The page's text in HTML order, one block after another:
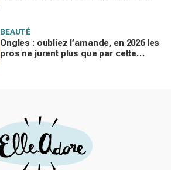
BEAUTÉ
Ongles : oubliez l’amande, en 2026 les
pros ne jurent plus que par cette